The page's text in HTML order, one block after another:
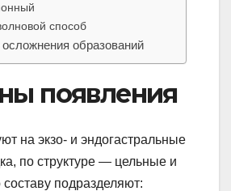
способ
образований
появления
на экзо- и эндогастральные
по структуре — цельные и
подразделяют: